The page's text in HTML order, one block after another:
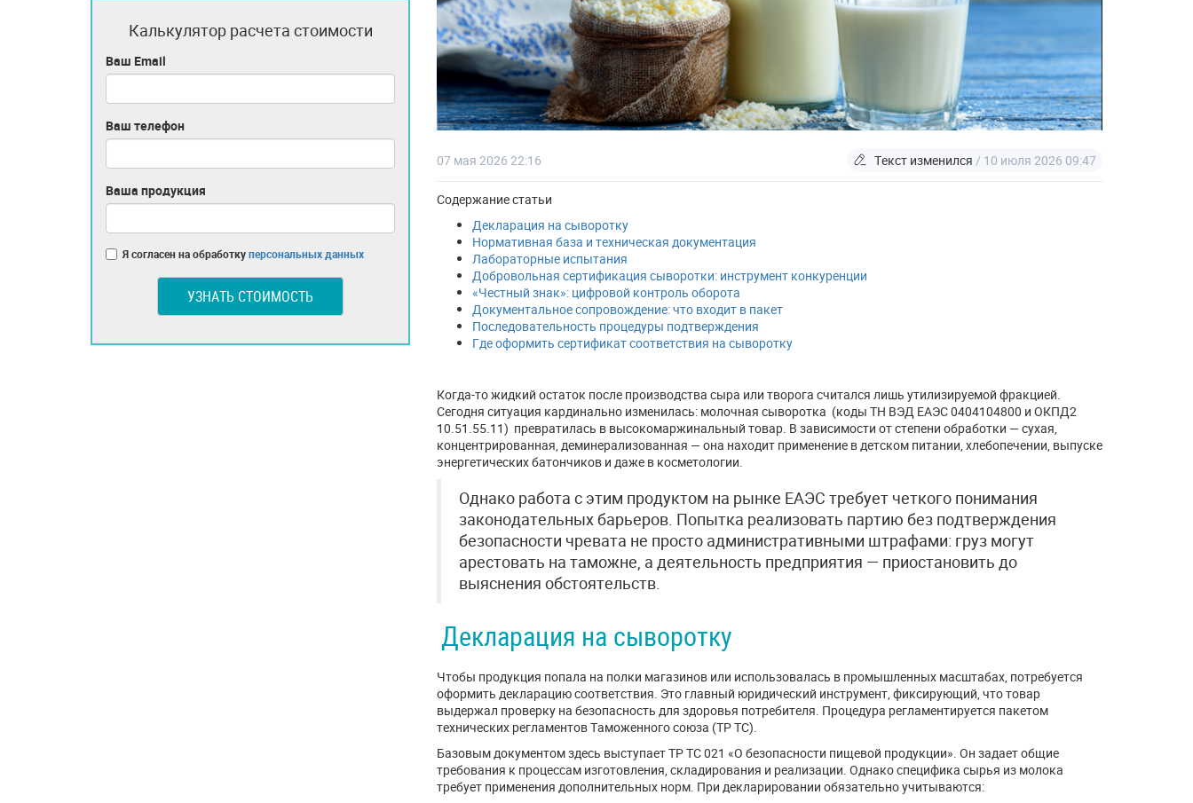
07 мая 2026 22:16 Текст изменился / 10 июля 2026 09:47
Содержание статьи
Декларация на сыворотку
Нормативная база и техническая документация
Лабораторные испытания
Добровольная сертификация сыворотки: инструмент конкуренции
«Честный знак»: цифровой контроль оборота
Документальное сопровождение: что входит в пакет
Последовательность процедуры подтверждения
Где оформить сертификат соответствия на сыворотку
Когда-то жидкий остаток после производства сыра или творога считался лишь утилизируемой фракцией.
Сегодня ситуация кардинально изменилась: молочная сыворотка (коды ТН ВЭД ЕАЭС 0404104800 и ОКПД2
10.51.55.11) превратилась в высокомаржинальный товар. В зависимости от степени обработки — сухая,
концентрированная, деминерализованная — она находит применение в детском питании, хлебопечении, выпуске
энергетических батончиков и даже в косметологии.
Однако работа с этим продуктом на рынке ЕАЭС требует четкого понимания
законодательных барьеров. Попытка реализовать партию без подтверждения
безопасности чревата не просто административными штрафами: груз могут
арестовать на таможне, а деятельность предприятия — приостановить до
выяснения обстоятельств.
Декларация на сыворотку
Чтобы продукция попала на полки магазинов или использовалась в промышленных масштабах, потребуется
оформить декларацию соответствия. Это главный юридический инструмент, фиксирующий, что товар
выдержал проверку на безопасность для здоровья потребителя. Процедура регламентируется пакетом
технических регламентов Таможенного союза (ТР ТС).
Базовым документом здесь выступает ТР ТС 021 «О безопасности пищевой продукции». Он задает общие
требования к процессам изготовления, складирования и реализации. Однако специфика сырья из молока
требует применения дополнительных норм. При декларировании обязательно учитываются:
Калькулятор расчета стоимости
Ваш Email
Ваш телефон
Ваша продукция
Я согласен на обработкуперсональных данных
УЗНАТЬ СТОИМОСТЬ